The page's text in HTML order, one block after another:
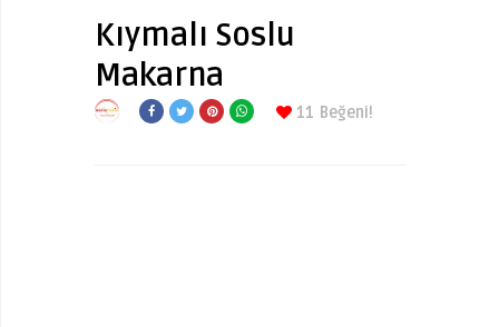
Kıymalı Soslu
Makarna
11 Beğeni!